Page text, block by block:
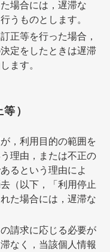
場合には，遅滞な
うものとします。
正等を行った場合，
定をしたときは遅滞
ます。
）
，利用目的の範囲を
理由，または不正の
るという理由によ
（以下，「利用停止
た場合には，遅滞な
請求に応じる必要が
なく，当該個人情報